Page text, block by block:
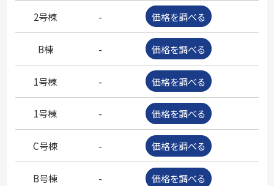
2号棟 - 価格を調べる
B棟 - 価格を調べる
1号棟 - 価格を調べる
1号棟 - 価格を調べる
C号棟 - 価格を調べる
B号棟 - 価格を調べる